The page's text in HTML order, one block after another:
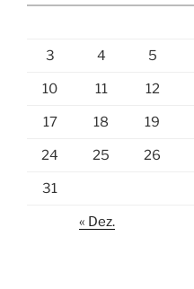
3 4 5
10 11 12
17 18 19
24 25 26
31
« Dez.